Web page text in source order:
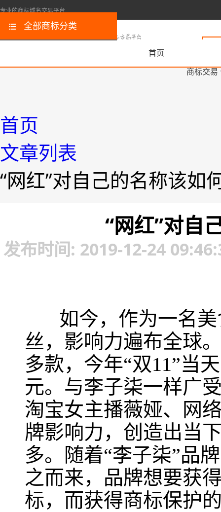
专业的商标域名交易平台
首页
商标交易
全部商标分类
首页
文章列表
“网红”对自己的名称该如
“网红”对自
发布时间: 2019-12-24
如今，作为一名美
丝，影响力遍布全球
多款，今年“双11”当
元。与李子柒一样广
淘宝女主播薇娅、网
牌影响力，创造出当
多。随着“李子柒”品
之而来，品牌想要获
标，而获得商标保护